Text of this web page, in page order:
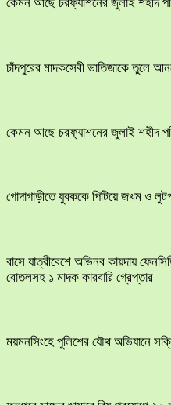
কেমন আছে চরফ্যাশনের জুলাই শহীদ
চাঁদপুরের মাদকসেবী ভাতিজাকে তুলে
কেমন আছে চরফ্যাশনের জুলাই শহীদ
​গোদাগাড়ীতে যুবককে পিটিয়ে জখম ও
বাসে যাত্রীবেশে অভিনব কায়দায়
বোতলসহ ১ মাদক কারবারি গ্রেপ্তার
ময়মনসিংহে পুলিশের যৌথ অভিযানে